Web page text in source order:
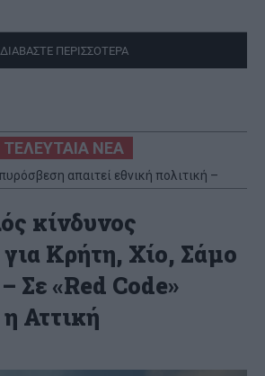
ΔΙΑΒΑΣΤΕ ΠΕΡΙΣΣΟΤΕΡΑ